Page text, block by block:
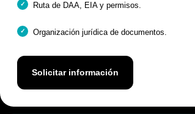
Ruta de DAA, EIA y permisos.
Organización jurídica de documentos.
Solicitar información